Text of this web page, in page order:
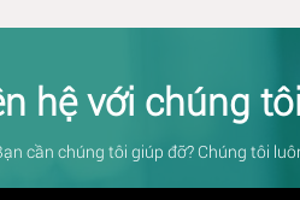
hệ với chúng tôi
cần chúng tôi giúp đỡ? Chúng tôi